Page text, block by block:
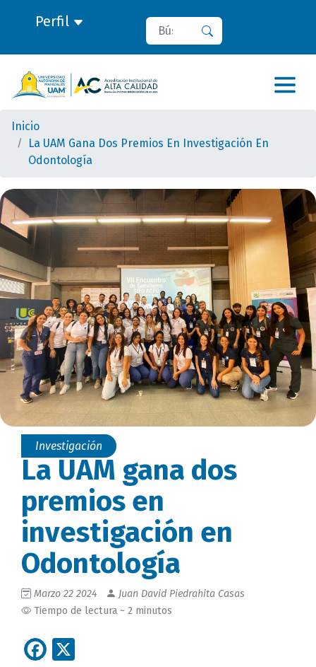
Perfil Buscar
Inicio
La UAM Gana Dos Premios En Investigación En
Odontología
Investigación
La UAM gana dos
premios en
investigación en
Odontología
Marzo 22 2024
Juan David Piedrahita Casas
Tiempo de lectura ~ 2 minutos
Facebook